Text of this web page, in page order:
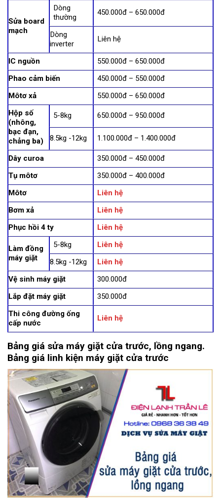
Sửa board
mạch
Dòng
thường
450.000đ – 650.000đ
Dòng
inverter
Liên hệ
IC nguồn
550.000đ – 650.000đ
Phao cảm biến
450.000đ – 550.000đ
Môtơ xả
550.000đ – 650.000đ
Hộp số
(nhông,
bạc đạn,
chảng ba)
5-8kg 650.000đ – 950.000đ
8.5kg -12kg 1.100.000đ – 1.400.000đ
Dây curoa
350.000đ – 450.000đ
Tụ môtơ
350.000đ – 400.000đ
Môtơ
Liên hệ
Bơm xả
Liên hệ
Phục hồi 4 ty
Liên hệ
Làm đồng
máy giặt
5-8kg
Liên hệ
8.5kg -12kg
Liên hệ
Vệ sinh máy giặt
300.000đ
Lắp đặt máy giặt
350.000đ
Thi công đường ống
cấp nước
Liên hệ
Bảng giá sửa máy giặt cửa trước, lồng ngang.
Bảng giá linh kiện máy giặt cửa trước